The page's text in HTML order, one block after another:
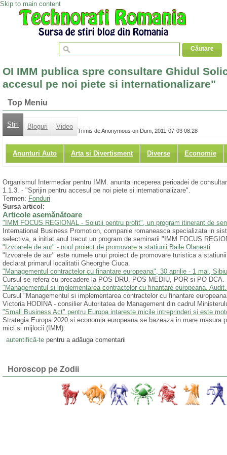
Skip to main content
OI IMM publica spre consultare Ghidul
accesul pe noi piete si internationalizare"
Top Meniu
Stiri Bloguri Video
Anunturi Auto Arta si Divertisment Diverse Economie
Trimis de Anonymous on Dum, 2011-07-03 08:28
Organismul Intermediar pentru IMM. anunta inceperea perioadei de
1.1.3. - "Sprijin pentru accesul pe noi piete si internationalizare".
Termen: Fonduri
Sursa articol:
Articole asemănătoare
"IMM FOCUS REGIONAL - Solutii pentru profit", un program itinerant de
International Business Promotion, companie romaneasca specializata in
selectiva, a initiat anul trecut un program de seminarii "IMM FOCUS
"Izvoarele de aur" - noul proiect de promovare a statiunii Baile Olanesti
"Izvoarele de aur" este numele unui proiect de promovare turistica a
declarat primarul localitatii Gheorghe Ciuca.
"Managementul contractelor cu finantare europeana", 30 aprilie - 1 mai, Sibiu
Cursul se refera cu precadere la POS DRU, POS MEDIU, POR si PO DCA.
"Managementul si implementarea contractelor cu finantare europeana.
Cursul "Managementul si implementarea contractelor cu finantare
Victoria HODINA - consilier Autoritatea de Management din cadrul
"Small Business Act" pentru Europa intareste micile intreprinderi si este
Strategia Europa 2020 si economia europeana se bazeaza in mare masura
mici si mijlocii (IMM).
autentifică-tepentru a adăuga comentarii
Horoscop pe Zodii